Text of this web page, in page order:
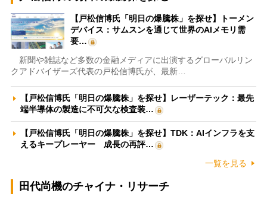
【戸松信博氏「明日の爆騰株」を探せ】トーメン
デバイス：サムスンを通じて世界のAIメモリ需
要…
新聞や雑誌など多数の金融メディアに出演するグローバルリン
クアドバイザーズ代表の戸松信博氏が、最新…
【戸松信博氏「明日の爆騰株」を探せ】レーザーテック：最先
端半導体の製造に不可欠な検査装…
【戸松信博氏「明日の爆騰株」を探せ】TDK：AIインフラを支
えるキープレーヤー 成長の再評…
一覧を見る
田代尚機のチャイナ・リサーチ